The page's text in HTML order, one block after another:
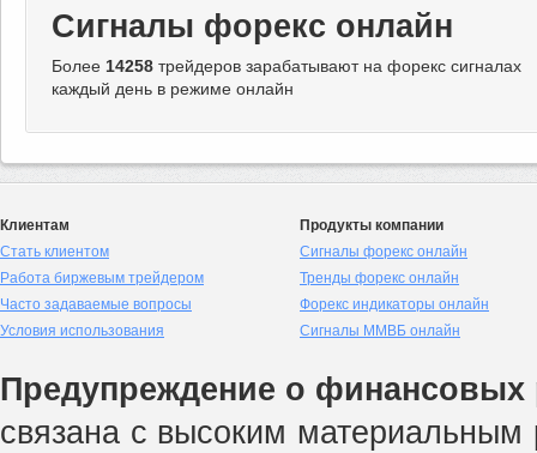
Сигналы форекс онлайн
Более 14258 трейдеров зарабатывают на форекс сигналах
каждый день в режиме онлайн
Клиентам
Стать клиентом
Работа биржевым трейдером
Часто задаваемые вопросы
Условия использования
Продукты компании
Сигналы форекс онлайн
Тренды форекс онлайн
Форекс индикаторы онлайн
Сигналы ММВБ онлайн
Предупреждение о финансовых
связана с высоким материальным